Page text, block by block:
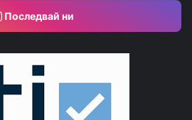
Последвай ни